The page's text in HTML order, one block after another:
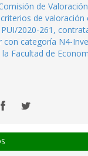
de
de valoración
2020-261,
con categoría N4-
Facultad de